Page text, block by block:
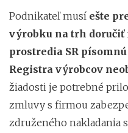
Podnikateľ musí ešte
výrobku na trh
prostredia SR
Registra výrobcov
žiadosti je potrebné
zmluvy s firmou
združeného nakladania